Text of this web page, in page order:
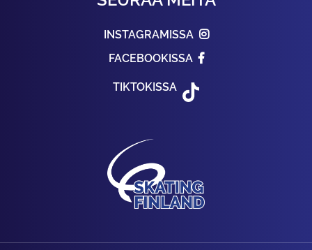
INSTAGRAMISSA
FACEBOOKISSA
TIKTOKISSA